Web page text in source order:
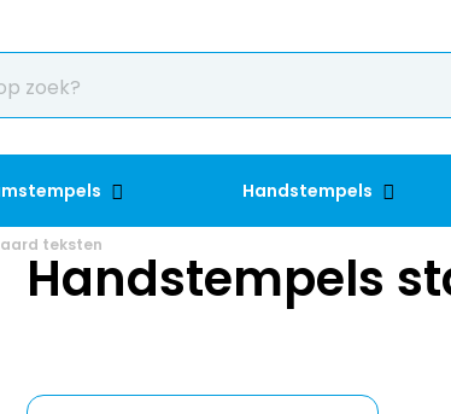
Handstempels
teksten
Handstempels